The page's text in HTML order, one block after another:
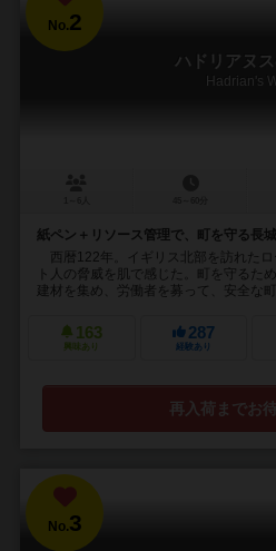
No.2
ハドリアヌ
Hadrian's
紙ペン＋リソース管理で、町を守る長城
西暦122年。イギリス北部を訪れたロ
ト人の脅威を肌で感じた。町を守るた
建材を集め、労働者を募って、安全な
163
興味あり
287
経験あり
再入荷までお
No.3